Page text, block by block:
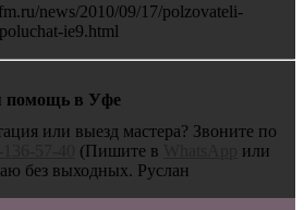
news/2010/09/17/polzovateli-
ie9.html
помощь в Уфе
или выезд мастера? Звоните по
(Пишите в
или
без выходных. Руслан